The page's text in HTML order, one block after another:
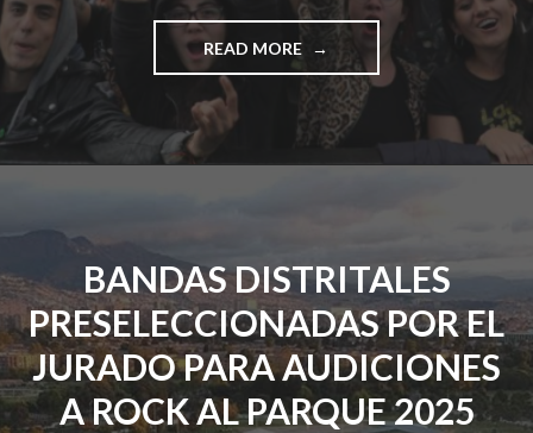
READ MORE "BANDAS
DISTRITALES
SELECCIONADAS
PARA
PARTICIPAR
EN
2025"
BANDAS DISTRITALES
PRESELECCIONADAS POR EL
JURADO PARA AUDICIONES
A ROCK AL PARQUE 2025